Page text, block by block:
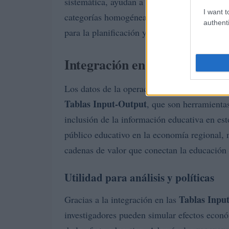
I want
categorías homogéneas facilita la
para la planificación y para diseñar políticas
Integración en las cuentas y
Los datos de la operación se integran en las
Tablas Input-Output, que son
inclusión de la información educativa en
público educativo en la economía
cadenas de valor que conectan la
Utilidad para análisis y políticas
Gracias a la integración en las Tablas
investigadores pueden simular efectos